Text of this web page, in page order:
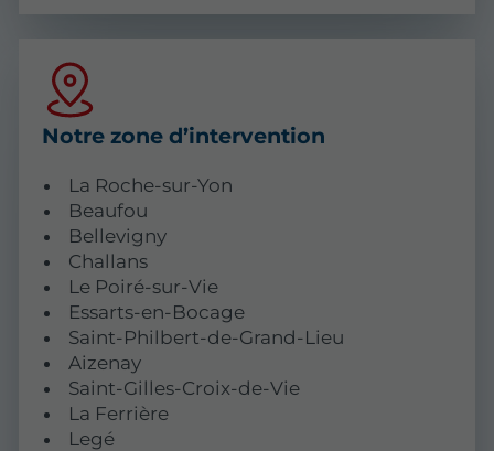
Notre zone d’intervention
La Roche-sur-Yon
Beaufou
Bellevigny
Challans
Le Poiré-sur-Vie
Essarts-en-Bocage
Saint-Philbert-de-Grand-Lieu
Aizenay
Saint-Gilles-Croix-de-Vie
La Ferrière
Legé